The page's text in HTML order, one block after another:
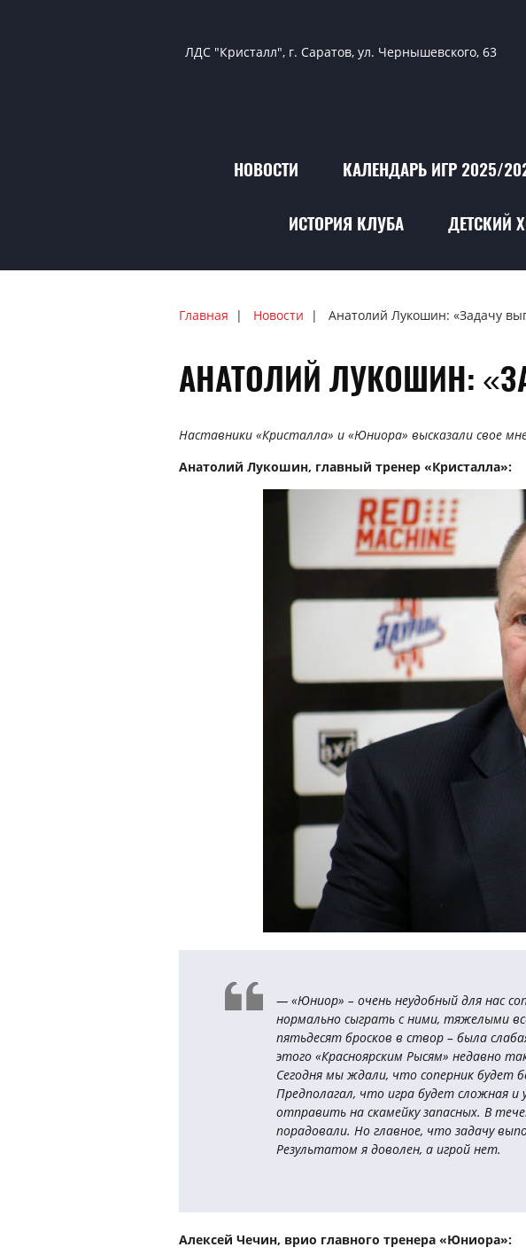
ЛДС "Кристалл", г. Саратов, ул. Чернышевского, 63
НОВОСТИ КАЛЕНДАРЬ ИГР 2025/
ИСТОРИЯ КЛУБА ДЕТСКИЙ
Главная Новости Анатолий Лукошин: «Задачу
АНАТОЛИЙ ЛУКОШИН:
Наставники «Кристалла» и «Юниора» высказали свое
Анатолий Лукошин, главный тренер «Кристалла»:
— «Юниор» – очень неудобный для нас
нормально сыграть с ними, тяжелыми
пятьдесят бросков в створ – была
этого «Красноярским Рысям» недавно
Сегодня мы ждали, что соперник будет
Предполагал, что игра будет сложная и
отправить на скамейку запасных. В
порадовали. Но главное, что задачу
Результатом я доволен, а игрой нет.
Алексей Чечин, врио главного тренера «Юниора»: